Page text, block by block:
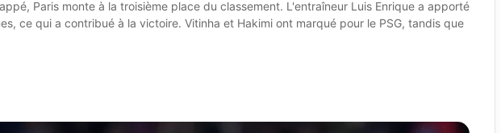
Paris monte à la troisième place du classement. L'entraîneur Luis Enrique a apporté
ce qui a contribué à la victoire. Vitinha et Hakimi ont marqué pour le PSG, tandis que